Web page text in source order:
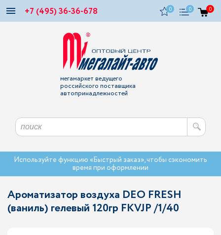
+7 (495) 36-36-678 0 0 0
мегамаркет ведущего
российского поставщика
автопринадлежностей
Используйте функцию «Быстрый заказ», чтобы сэкономить
время при оформлении
Ароматизатор воздуха DEO FRESH
(ваниль) гелевый 120гр FKVJP /1/40